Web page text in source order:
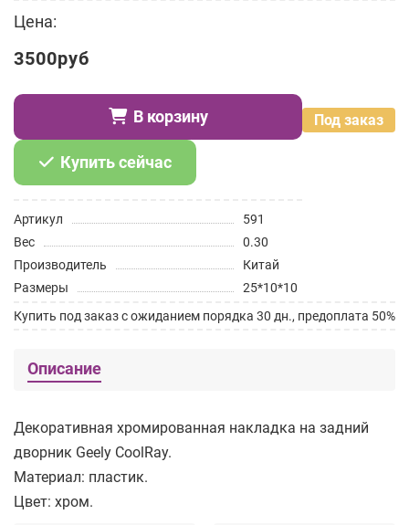
Цена:
3500руб
Под заказ
В корзину
Купить сейчас
Артикул
591
Вес
0.30
Производитель
Китай
Размеры
25*10*10
Купить под заказ с ожиданием порядка 30 дн., предоплата 50%
Описание
Декоративная хромированная накладка на задний
дворник Geely CoolRay.
Материал: пластик.
Цвет: хром.